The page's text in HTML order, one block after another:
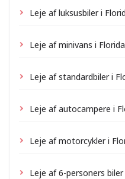
Leje af luksusbiler i
Leje af minivans i Florida
Leje af standardbiler i
Leje af autocampere i
Leje af motorcykler i
Leje af 6-personers